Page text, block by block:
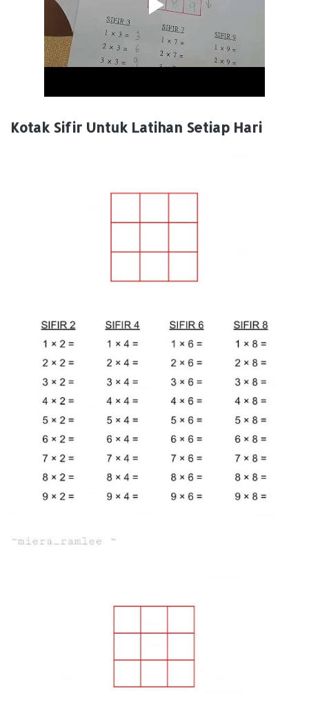
Kotak Sifir Untuk Latihan Setiap Hari